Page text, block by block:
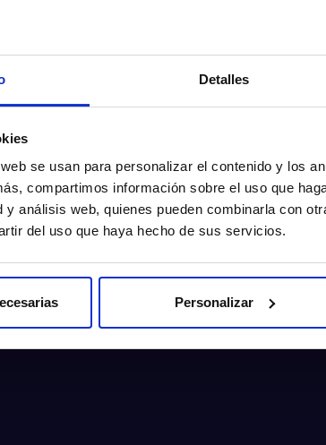
Detalles
se usan para personalizar el contenido y los
compartimos información sobre el uso que
y análisis web, quienes pueden combinarla con
del uso que haya hecho de sus servicios.
Personalizar